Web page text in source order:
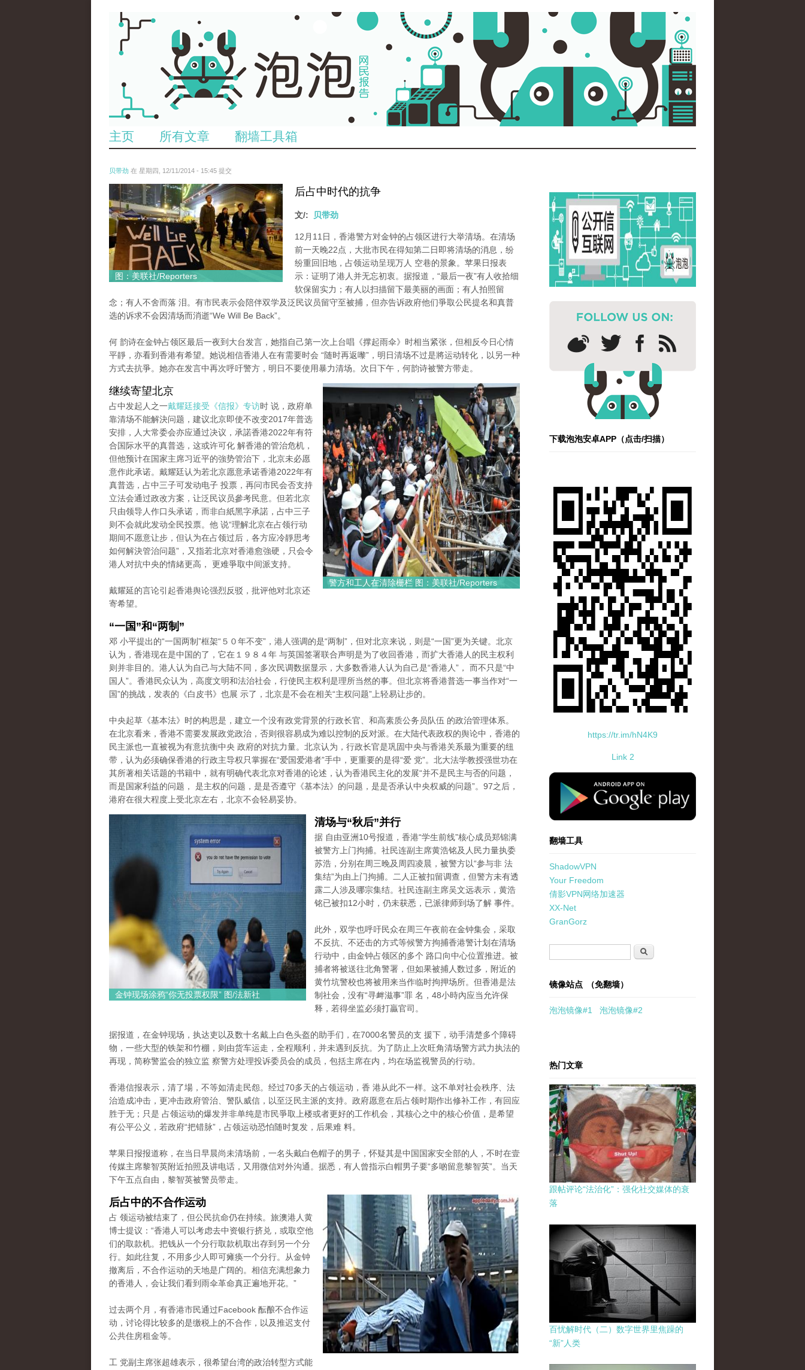
主页 所有文章 翻墙工具箱
贝带劲 在 星期四, 12/11/2014 - 15:45 提交
reporters_18475535.jpg
图：美联社/Reporters
后占中时代的抗争
文/: 贝带劲
12月11日，香港警方对金钟的占领区进行大举清场。在清场
前一天晚22点，大批市民在得知第二日即将清场的消息，纷
纷重回旧地，占领运动呈现万人 空巷的景象。苹果日报表
示：证明了港人并无忘初衷。据报道，“最后一夜”有人收拾细
软保留实力；有人以扫描留下最美丽的画面；有人拍照留
念；有人不舍而落 泪。有市民表示会陪伴双学及泛民议员留守至被捕，但亦告诉政府他们爭取公民提名和真普
选的诉求不会因清场而消逝“We Will Be Back”。
何 韵诗在金钟占领区最后一夜到大台发言，她指自己第一次上台唱《撑起雨伞》时相当紧张，但相反今日心情
平靜，亦看到香港有希望。她说相信香港人在有需要时会 “随时再返嚟”，明日清场不过是將运动转化，以另一种
方式去抗爭。她亦在发言中再次呼吁警方，明日不要使用暴力清场。次日下午，何韵诗被警方带走。
警方和工人在清除栅栏 图：美联社/Reporters
继续寄望北京
占中发起人之一戴耀廷接受《信报》专访时 说，政府单
靠清场不能解決问题，建议北京即使不改变2017年普选
安排，人大常委会亦应通过决议，承諾香港2022年有符
合国际水平的真普选，这或许可化 解香港的管治危机，
但他预计在国家主席习近平的強势管治下，北京未必愿
意作此承诺。戴耀廷认为若北京愿意承诺香港2022年有
真普选，占中三子可发动电子 投票，再问市民会否支持
立法会通过政改方案，让泛民议员參考民意。但若北京
只由领导人作口头承诺，而非白紙黑字承諾，占中三子
则不会就此发动全民投票。他 说“理解北京在占领行动
期间不愿意让步，但认为在占领过后，各方应冷靜思考
如何解決管治问题”，又指若北京对香港愈強硬，只会令
港人对抗中央的情緒更高， 更难爭取中间派支持。
戴耀延的言论引起香港舆论强烈反驳，批评他对北京还
寄希望。
“一国”和“两制”
邓 小平提出的“一国两制”框架“５０年不变”，港人强调的是“两制”，但对北京来说，则是“一国”更为关键。北京
认为，香港现在是中国的了，它在１９８４年 与英国签署联合声明是为了收回香港，而扩大香港人的民主权利
则并非目的。港人认为自己与大陆不同，多次民调数据显示，大多数香港人认为自己是“香港人”， 而不只是“中
国人”。香港民众认为，高度文明和法治社会，行使民主权利是理所当然的事。但北京将香港普选一事当作对“一
国”的挑战，发表的《白皮书》也展 示了，北京是不会在相关“主权问题”上轻易让步的。
中央起草《基本法》时的构思是，建立一个没有政党背景的行政长官、和高素质公务员队伍 的政治管理体系。
在北京看来，香港不需要发展政党政治，否则很容易成为难以控制的反对派。在大陆代表政权的舆论中，香港的
民主派也一直被视为有意抗衡中央 政府的对抗力量。北京认为，行政长官是巩固中央与香港关系最为重要的纽
带，认为必须确保香港的行政主导权只掌握在“爱国爱港者”手中，更重要的是得“爱 党”。北大法学教授强世功在
其所著相关话题的书籍中，就有明确代表北京对香港的论述，认为香港民主化的发展“并不是民主与否的问题，
而是国家利益的问题， 是主权的问题，是是否遵守《基本法》的问题，是是否承认中央权威的问题”。97之后，
港府在很大程度上受北京左右，北京不会轻易妥协。
金钟现场涂鸦“你无投票权限” 图/法新社
清场与“秋后”并行
据 自由亚洲10号报道，香港“学生前线”核心成员郑锦满
被警方上门拘捕。社民连副主席黄浩铭及人民力量执委
苏浩，分别在周三晚及周四凌晨，被警方以“参与非 法
集结”为由上门拘捕。二人正被扣留调查，但警方未有透
露二人涉及哪宗集结。社民连副主席吴文远表示，黄浩
铭已被扣12小时，仍未获悉，已派律师到场了解 事件。
此外，双学也呼吁民众在周三午夜前在金钟集会，采取
不反抗、不还击的方式等候警方拘捕香港警计划在清场
行动中，由金钟占领区的多个 路口向中心位置推进。被
捕者将被送往北角警署，但如果被捕人数过多，附近的
黄竹坑警校也将被用来当作临时拘押场所。但香港是法
制社会，没有“寻衅滋事”罪 名，48小時內应当允许保
释，若得坐监必须打贏官司。
据报道，在金钟现场，执达吏以及数十名戴上白色头盔的助手们，在7000名警员的支 援下，动手清楚多个障碍
物，一些大型的铁架和竹棚，则由货车运走，全程顺利，并未遇到反抗。为了防止上次旺角清场警方武力执法的
再现，简称警监会的独立监 察警方处理投诉委员会的成员，包括主席在内，均在场监视警员的行动。
香港信报表示，清了場，不等如清走民怨。经过70多天的占领运动，香 港从此不一样。这不单对社会秩序、法
治造成冲击，更冲击政府管治、警队威信，以至泛民主派的支持。政府愿意在后占领时期作出修补工作，有回应
胜于无；只是 占领运动的爆发并非单纯是市民爭取上楼或者更好的工作机会，其核心之中的核心价值，是希望
有公平公义，若政府“把错脉”，占领运动恐怕随时复发，后果难 料。
苹果日报报道称，在当日早晨尚未清场前，一名头戴白色帽子的男子，怀疑其是中国国家安全部的人，不时在壹
传媒主席黎智英附近拍照及讲电话，又用微信对外沟通。据悉，有人曾指示白帽男子要“多啲留意黎智英”。当天
下午五点自由，黎智英被警员带走。
后占中的不合作运动
占 领运动被结束了，但公民抗命仍在持续。旅澳港人黄
博士提议：“香港人可以考虑去中资银行挤兑，或取空他
们的取款机。把钱从一个分行取款机取出存到另一个分
行。如此往复，不用多少人即可瘫痪一个分行。从金钟
撤离后，不合作运动的天地是广阔的。相信充满想象力
的香港人，会让我们看到雨伞革命真正遍地开花。”
过去两个月，有香港市民通过Facebook 酝酿不合作运
动，讨论得比较多的是缴税上的不合作 ，以及推迟支付
公共住房租金等。
工 党副主席张超雄表示，很希望台湾的政治转型方式能
下载泡泡安卓APP（点击/扫描）
https://tr.im/hN4K9
Link 2
standard-icon-googleplay-app-store.png
翻墙工具
ShadowVPN
Your Freedom
倩影VPN网络加速器
XX-Net
GranGorz
搜索
镜像站点 （免翻墙）
泡泡镜像#1 泡泡镜像#2
热门文章
跟帖评论“法治化”：强化社交媒体的衰
落
百忧解时代（二）数字世界里焦躁的
“新”人类